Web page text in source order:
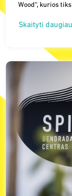
Wood“, kurios
Skaityti daugiau